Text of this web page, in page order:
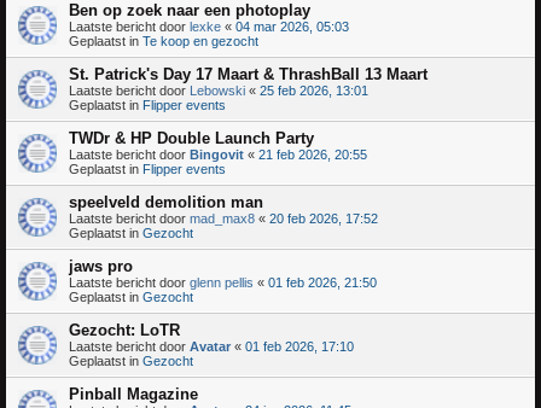
Ben op zoek naar een photoplay
Laatste bericht door lexke « 04 mar 2026, 05:03
Geplaatst in Te koop en gezocht
St. Patrick's Day 17 Maart & ThrashBall 13 Maart
Laatste bericht door Lebowski « 25 feb 2026, 13:01
Geplaatst in Flipper events
TWDr & HP Double Launch Party
Laatste bericht door Bingovit « 21 feb 2026, 20:55
Geplaatst in Flipper events
speelveld demolition man
Laatste bericht door mad_max8 « 20 feb 2026, 17:52
Geplaatst in Gezocht
jaws pro
Laatste bericht door glenn pellis « 01 feb 2026, 21:50
Geplaatst in Gezocht
Gezocht: LoTR
Laatste bericht door Avatar « 01 feb 2026, 17:10
Geplaatst in Gezocht
Pinball Magazine